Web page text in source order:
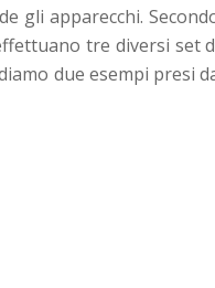
gli apparecchi.
tre diversi set
due esempi presi